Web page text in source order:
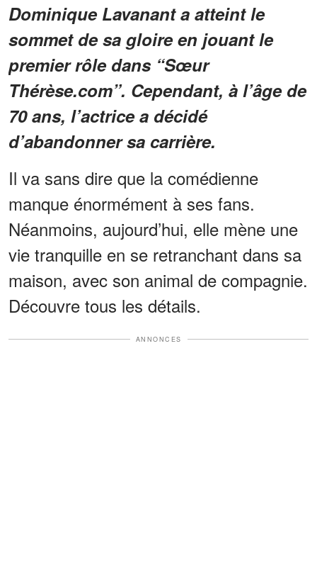
Dominique Lavanant a atteint le
sommet de sa gloire en jouant le
premier rôle dans “Sœur
Thérèse.com”. Cependant, à l’âge de
70 ans, l’actrice a décidé
d’abandonner sa carrière.
Il va sans dire que la comédienne
manque énormément à ses fans.
Néanmoins, aujourd’hui, elle mène une
vie tranquille en se retranchant dans sa
maison, avec son animal de compagnie.
Découvre tous les détails.
ANNONCES